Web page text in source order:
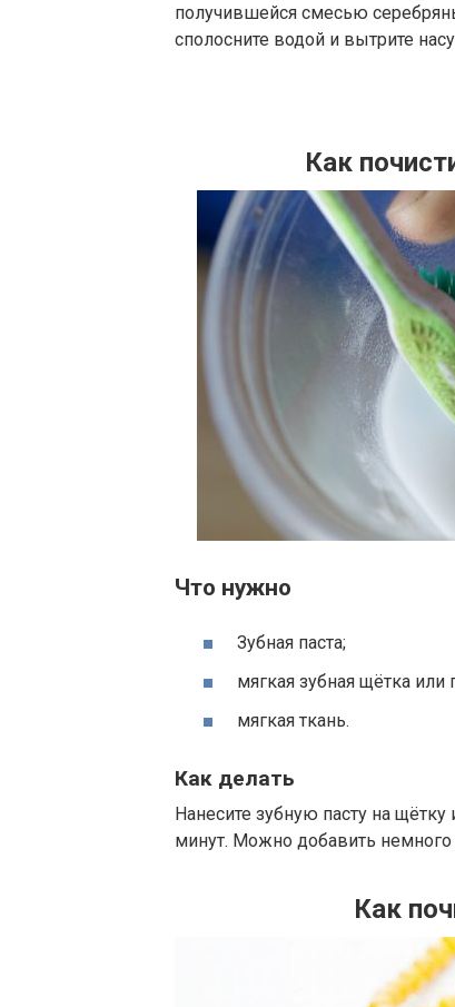
получившейся смесью
сполосните водой и вытрите
Как
Что нужно
Зубная паста;
мягкая зубная щётка или
мягкая ткань.
Как делать
Нанесите зубную пасту на щётку
минут. Можно добавить немного
Как